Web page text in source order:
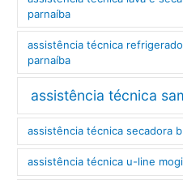
parnaíba
assistência técnica
parnaíba
assistência técnica
assistência técnica secadora
assistência técnica u-line